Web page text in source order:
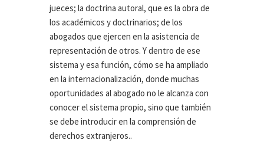
jueces; la doctrina autoral, que es la obra de
los académicos y doctrinarios; de los
abogados que ejercen en la asistencia de
representación de otros. Y dentro de ese
sistema y esa función, cómo se ha ampliado
en la internacionalización, donde muchas
oportunidades al abogado no le alcanza con
conocer el sistema propio, sino que también
se debe introducir en la comprensión de
derechos extranjeros..